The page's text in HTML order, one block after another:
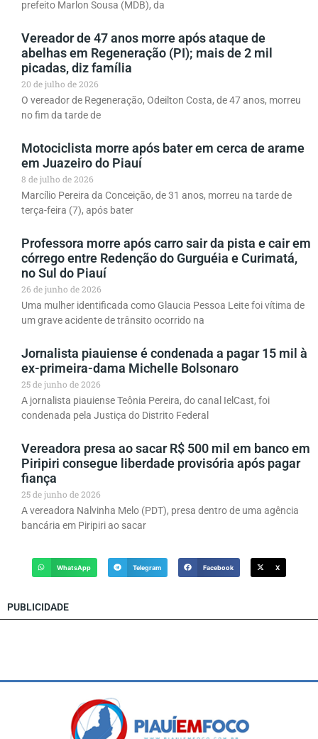
prefeito Marlon Sousa (MDB), da
Vereador de 47 anos morre após ataque de
abelhas em Regeneração (PI); mais de 2 mil
picadas, diz família
20 de julho de 2026
O vereador de Regeneração, Odeilton Costa, de 47 anos, morreu
no fim da tarde de
Motociclista morre após bater em cerca de arame
em Juazeiro do Piauí
8 de julho de 2026
Marcílio Pereira da Conceição, de 31 anos, morreu na tarde de
terça-feira (7), após bater
Professora morre após carro sair da pista e cair em
córrego entre Redenção do Gurguéia e Curimatá,
no Sul do Piauí
26 de junho de 2026
Uma mulher identificada como Glaucia Pessoa Leite foi vítima de
um grave acidente de trânsito ocorrido na
Jornalista piauiense é condenada a pagar 15 mil à
ex-primeira-dama Michelle Bolsonaro
25 de junho de 2026
A jornalista piauiense Teônia Pereira, do canal IelCast, foi
condenada pela Justiça do Distrito Federal
Vereadora presa ao sacar R$ 500 mil em banco em
Piripiri consegue liberdade provisória após pagar
fiança
25 de junho de 2026
A vereadora Nalvinha Melo (PDT), presa dentro de uma agência
bancária em Piripiri ao sacar
WhatsApp Telegram Facebook X
PUBLICIDADE